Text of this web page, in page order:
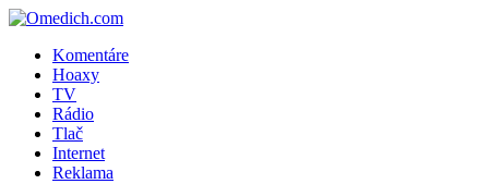
Komentáre
Hoaxy
TV
Rádio
Tlač
Internet
Reklama